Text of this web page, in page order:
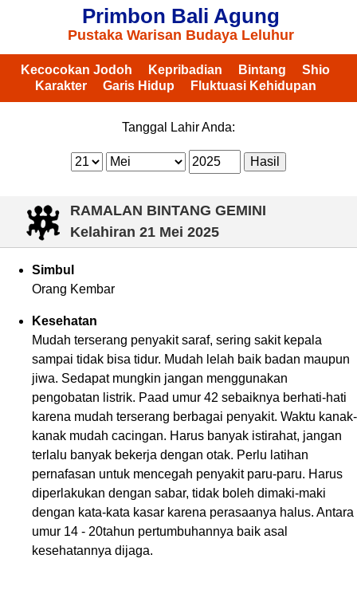
Primbon Bali Agung
Pustaka Warisan Budaya Leluhur
Kecocokan Jodoh Kepribadian Bintang
Shio
Karakter
Garis Hidup Fluktuasi Kehidupan
Tanggal Lahir Anda:
RAMALAN BINTANG GEMINI
Kelahiran 21 Mei 2025
Simbul
Orang Kembar
Kesehatan
Mudah terserang penyakit saraf, sering sakit kepala
sampai tidak bisa tidur. Mudah lelah baik badan maupun
jiwa. Sedapat mungkin jangan menggunakan
pengobatan listrik. Paad umur 42 sebaiknya berhati-hati
karena mudah terserang berbagai penyakit. Waktu kanak-
kanak mudah cacingan. Harus banyak istirahat, jangan
terlalu banyak bekerja dengan otak. Perlu latihan
pernafasan untuk mencegah penyakit paru-paru. Harus
diperlakukan dengan sabar, tidak boleh dimaki-maki
dengan kata-kata kasar karena perasaanya halus. Antara
umur 14 - 20tahun pertumbuhannya baik asal
kesehatannya dijaga.